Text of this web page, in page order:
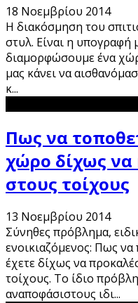
18 Νοεμβρίου 2014
Η διακόσμηση του
στυλ. Είναι η υπογραφή
διαμορφώσουμε ένα
μας κάνει να
κ...
Πως να
χώρο δίχως να
στους τοίχους
13 Νοεμβρίου 2014
Σύνηθες πρόβλημα,
ενοικιαζόμενος: Πως
έχετε δίχως να
τοίχους. Το ίδιο
αναποφάσιστους ιδι...